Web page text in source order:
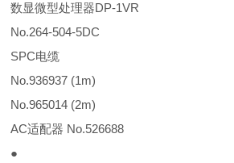
数显微型处理器DP-1VR
No.264-504-5DC
SPC电缆
No.936937 (1m)
No.965014 (2m)
AC适配器 No.526688
●